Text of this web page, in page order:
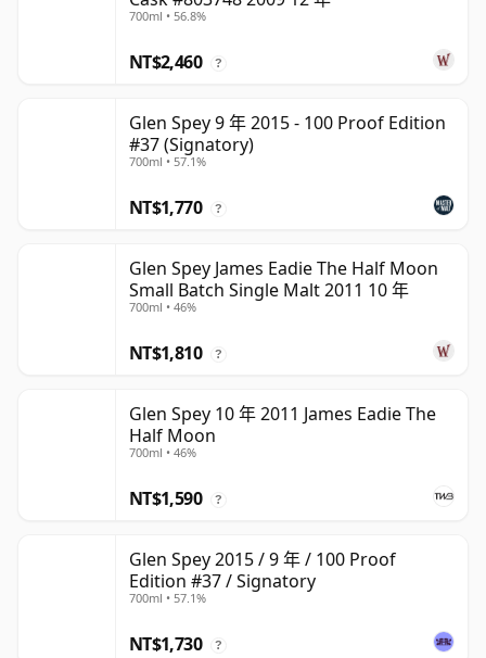
700ml • 56.8%
NT$2,460 ?
Glen Spey 9 年 2015 - 100 Proof Edition
#37 (Signatory)
700ml • 57.1%
NT$1,770 ?
Glen Spey James Eadie The Half Moon
Small Batch Single Malt 2011 10 年
700ml • 46%
NT$1,810 ?
Glen Spey 10 年 2011 James Eadie The
Half Moon
700ml • 46%
NT$1,590 ?
Glen Spey 2015 / 9 年 / 100 Proof
Edition #37 / Signatory
700ml • 57.1%
NT$1,730 ?